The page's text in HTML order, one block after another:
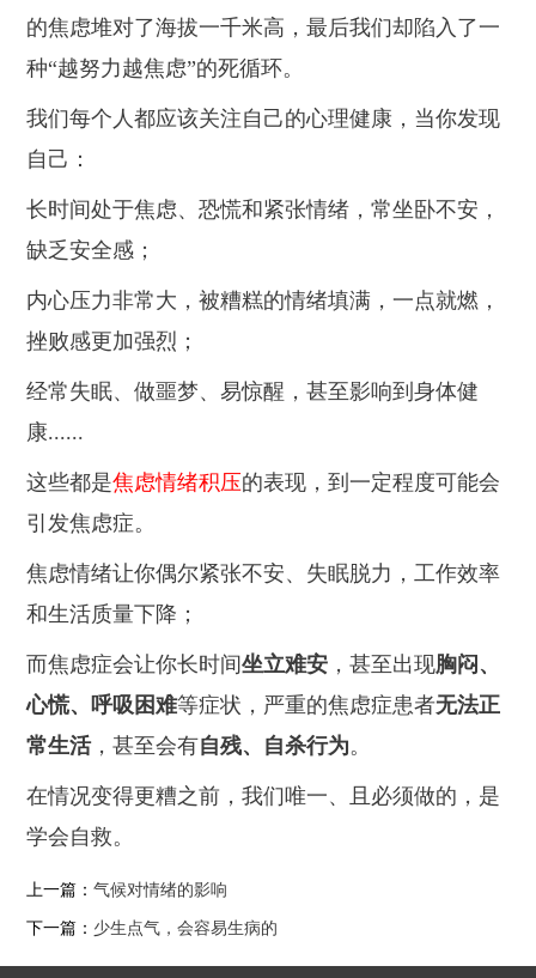
的焦虑堆对了海拔一千米高，最后我们却陷入了一
种“越努力越焦虑”的死循环。
我们每个人都应该关注自己的心理健康，当你发现
自己 ：
长时间处于焦虑、恐慌和紧张情绪，常坐卧不安，
缺乏安全感；
内心压力非常大，被糟糕的情绪填满，一点就燃，
挫败感更加强烈；
经常失眠、做噩梦、易惊醒，甚至影响到身体健
康......
这些都是焦虑情绪积压的表现，到一定程度可能会
引发焦虑症。
焦虑情绪让你偶尔紧张不安、失眠脱力，工作效率
和生活质量下降；
而焦虑症会让你长时间坐立难安 ，甚至出现胸闷、
心慌、呼吸困难等症状，严重的焦虑症患者无法正
常生活，甚至会有自残、自杀行为。
在情况变得更糟之前，我们唯一、且必须做的，是
学会自救。
上一篇：气候对情绪的影响
下一篇： 少生点气，会容易生病的